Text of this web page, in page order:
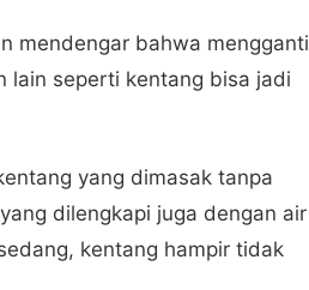
mendengar bahwa mengganti
lain seperti kentang bisa jadi
yang dimasak tanpa
dilengkapi juga dengan air
kentang hampir tidak